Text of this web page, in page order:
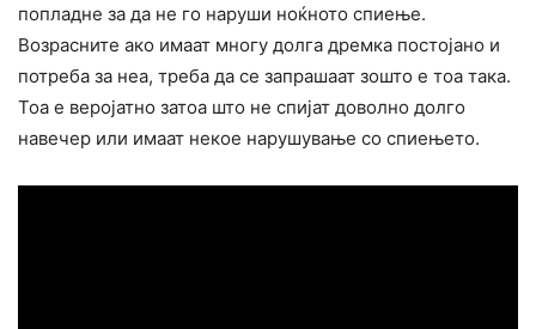
попладне за да не го наруши ноќното спиење.
Возрасните ако имаат многу долга дремка постојано и
потреба за неа, треба да се запрашаат зошто е тоа така.
Тоа е веројатно затоа што не спијат доволно долго
навечер или имаат некое нарушување со спиењето.